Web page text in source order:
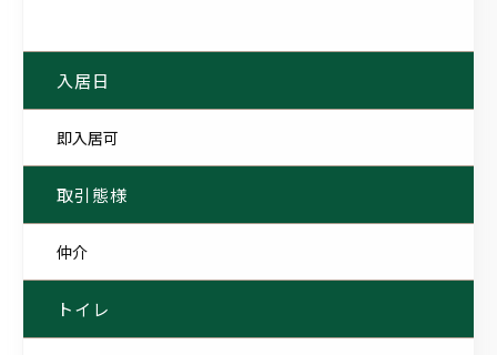
入居日
即入居可
取引態様
仲介
トイレ